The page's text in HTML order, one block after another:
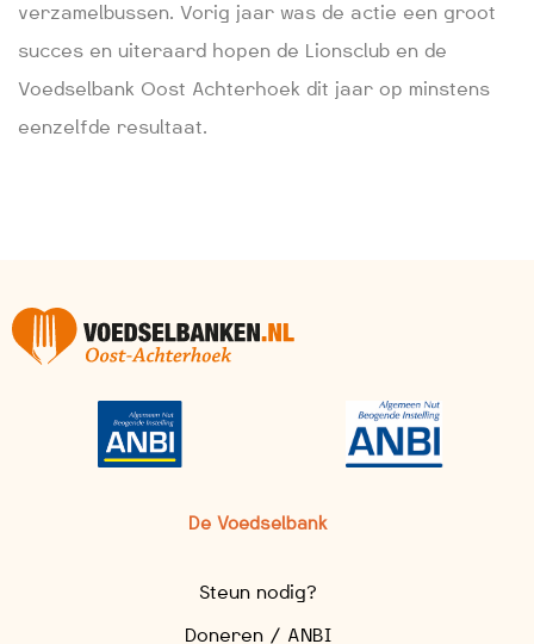
verzamelbussen. Vorig jaar was de actie een groot
succes en uiteraard hopen de Lionsclub en de
Voedselbank Oost Achterhoek dit jaar op minstens
eenzelfde resultaat.
De Voedselbank
Steun nodig?
Doneren / ANBI